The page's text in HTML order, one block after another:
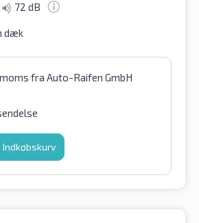
72 dB
dæk
fra Auto-Raifen GmbH
Indkøbskurv